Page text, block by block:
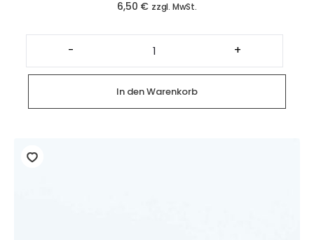
6,50 € zzgl. MwSt.
-
veganer
Kirsch-
Streuselkuchen
(4
Mini
Stückchen)
Menge
+
In den Warenkorb